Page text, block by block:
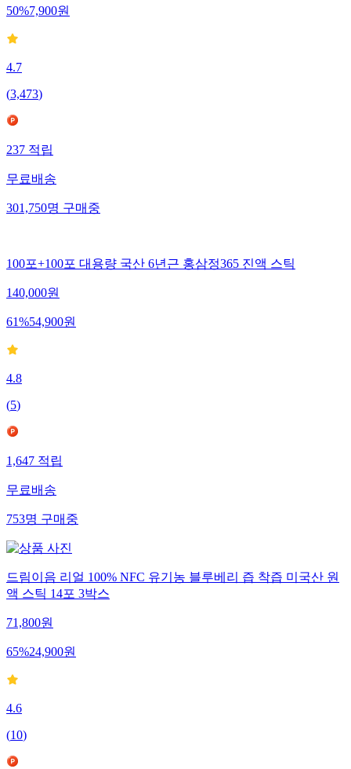
50%7,900원
4.7
(3,473)
237적립
무료배송
301,750명구매중
100포+100포 대용량 국산 6년근 홍삼정365 진액 스틱
140,000원
61%54,900원
4.8
(5)
1,647적립
무료배송
753명구매중
드림이음 리얼 100% NFC 유기농 블루베리 즙 착즙 미국산 원
액 스틱 14포 3박스
71,800원
65%24,900원
4.6
(10)